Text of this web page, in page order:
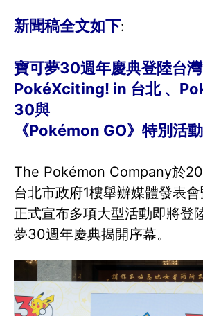
新聞稿全文如下:
寶可夢30週年慶典登陸台灣
PokéXciting! in 台北 、
30與
《Pokémon GO》特別活
The Pokémon Company於
台北市政府1樓舉辦媒體發表會
正式宣布多項大型活動即將登
夢30週年慶典揭開序幕。